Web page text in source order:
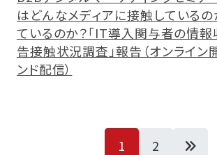
はどんなメディアに接触している
ているのか？「IT導入関与者の情報
告接触状況調査」報告（オンライン
ンド配信）
1 2